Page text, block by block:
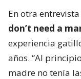
En otra
don’t need a
experiencia
años. “Al
madre no tenía